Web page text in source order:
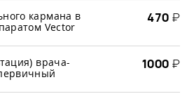
кармана в
Vector
470 ₽
врача-
1000 ₽